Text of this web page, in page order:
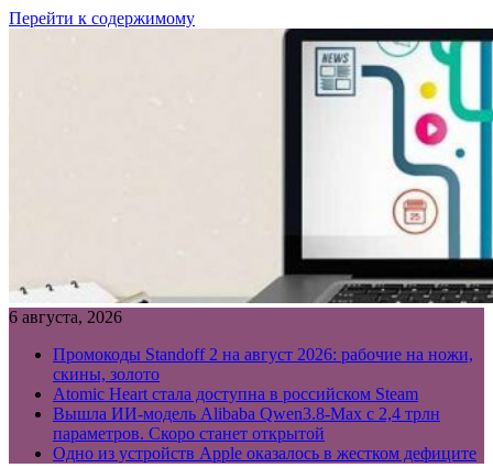
Перейти к содержимому
6 августа, 2026
Промокоды Standoff 2 на август 2026: рабочие на ножи,
скины, золото
Atomic Heart стала доступна в российском Steam
Вышла ИИ-модель Alibaba Qwen3.8-Max с 2,4 трлн
параметров. Скоро станет открытой
Одно из устройств Apple оказалось в жестком дефиците